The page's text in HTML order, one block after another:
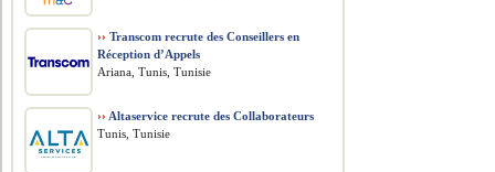
›› Transcom recrute des Conseillers en
Réception d’Appels
Ariana, Tunis, Tunisie
›› Altaservice recrute des Collaborateurs
Tunis, Tunisie